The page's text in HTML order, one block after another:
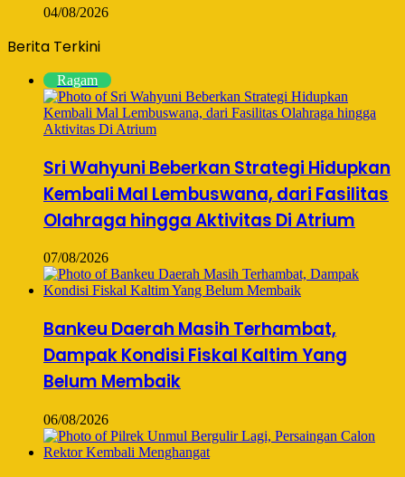
04/08/2026
Berita Terkini
Ragam
Sri Wahyuni Beberkan Strategi Hidupkan
Kembali Mal Lembuswana, dari Fasilitas
Olahraga hingga Aktivitas Di Atrium
07/08/2026
Bankeu Daerah Masih Terhambat,
Dampak Kondisi Fiskal Kaltim Yang
Belum Membaik
06/08/2026